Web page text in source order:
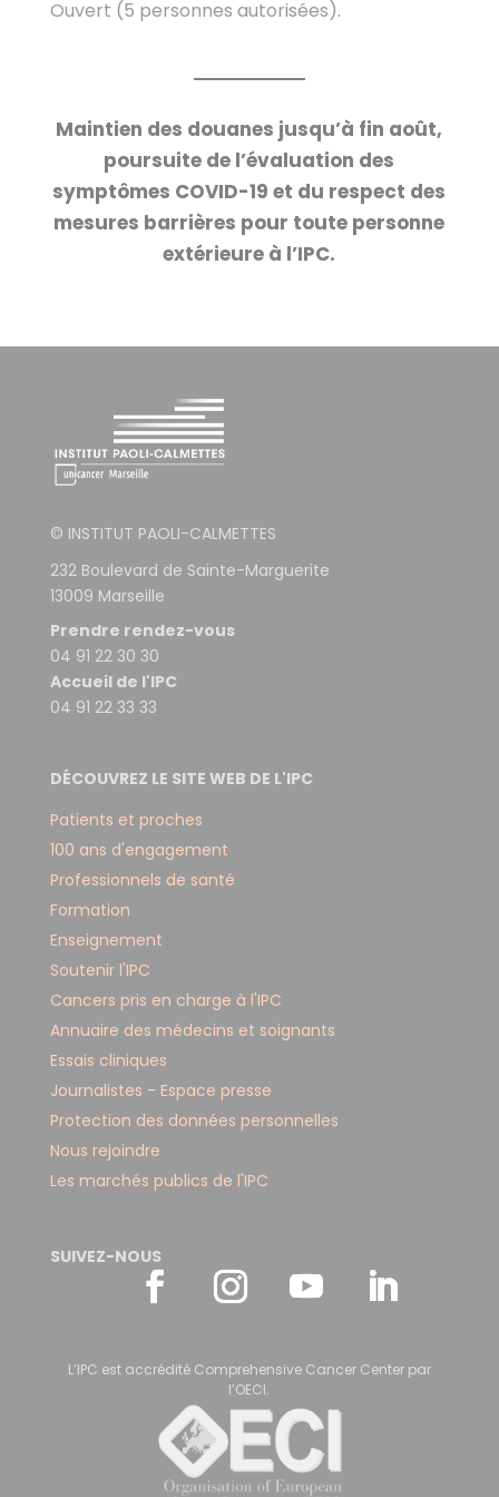
Ouvert (5 personnes autorisées).
Maintien des douanes jusqu’à fin août,
poursuite de l’évaluation des
symptômes COVID-19 et du respect des
mesures barrières pour toute personne
extérieure à l’IPC.
© INSTITUT PAOLI-CALMETTES
232 Boulevard de Sainte-Marguerite
13009 Marseille
Prendre rendez-vous
04 91 22 30 30
Accueil de l'IPC
04 91 22 33 33
DÉCOUVREZ LE SITE WEB DE L'IPC
Patients et proches
100 ans d'engagement
Professionnels de santé
Formation
Enseignement
Soutenir l'IPC
Cancers pris en charge à l'IPC
Annuaire des médecins et soignants
Essais cliniques
Journalistes - Espace presse
Protection des données personnelles
Nous rejoindre
Les marchés publics de l'IPC
SUIVEZ-NOUS
L’IPC est accrédité Comprehensive Cancer Center par
l’OECI.